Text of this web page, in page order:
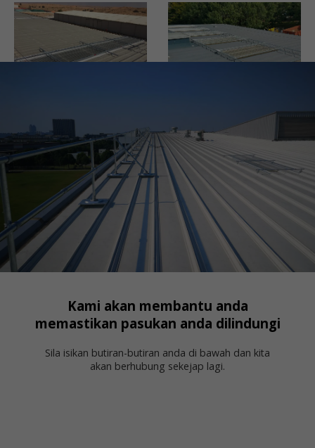
Kami akan membantu anda
memastikan pasukan anda dilindungi
Sila isikan butiran-butiran anda di bawah dan kita
akan berhubung sekejap lagi.